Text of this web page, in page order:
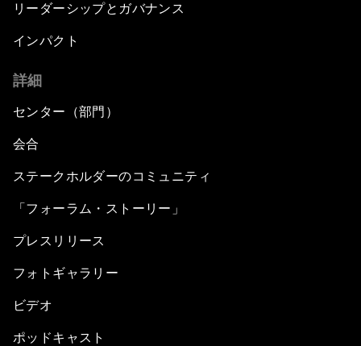
リーダーシップとガバナンス
インパクト
詳細
センター（部門）
会合
ステークホルダーのコミュニティ
「フォーラム・ストーリー」
プレスリリース
フォトギャラリー
ビデオ
ポッドキャスト